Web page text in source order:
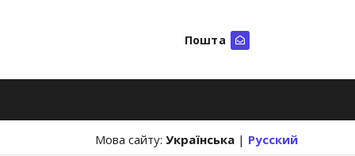
Пошта
Мова сайту: Українська | Русский